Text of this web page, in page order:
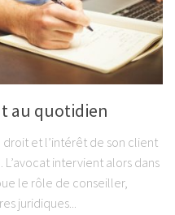
au quotidien
et l’intérêt de son client
intervient alors dans
le rôle de conseiller,
juridiques...